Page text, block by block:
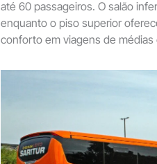
até 60 passageiros. O salão
enquanto o piso superior
conforto em viagens de médias